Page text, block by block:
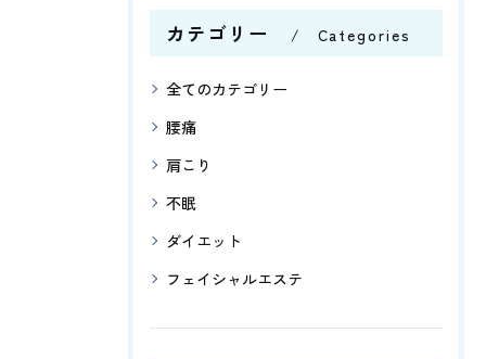
カテゴリー Categories
全てのカテゴリー
腰痛
肩こり
不眠
ダイエット
フェイシャルエステ